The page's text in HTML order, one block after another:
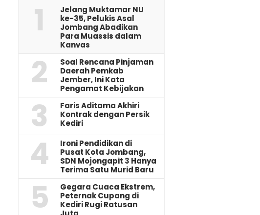
1
Jelang Muktamar NU
ke-35, Pelukis Asal
Jombang Abadikan
Para Muassis dalam
Kanvas
2
‎Soal Rencana Pinjaman
Daerah Pemkab
Jember, Ini Kata
Pengamat Kebijakan ‎
3
Faris Aditama Akhiri
Kontrak dengan Persik
Kediri
4
Ironi Pendidikan di
Pusat Kota Jombang,
SDN Mojongapit 3 Hanya
Terima Satu Murid Baru
5
‎Gegara Cuaca Ekstrem,
Peternak Cupang di
Kediri Rugi Ratusan